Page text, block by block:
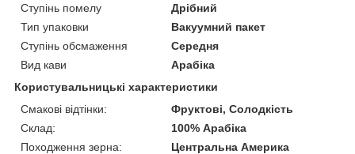
Ступінь помелу
Дрібний
Тип упаковки
Вакуумний пакет
Ступінь обсмаження
Середня
Вид кави
Арабіка
Користувальницькі характеристики
Смакові відтінки:
Фруктові, Солодкість
Склад:
100% Арабіка
Походження зерна:
Центральна Америка